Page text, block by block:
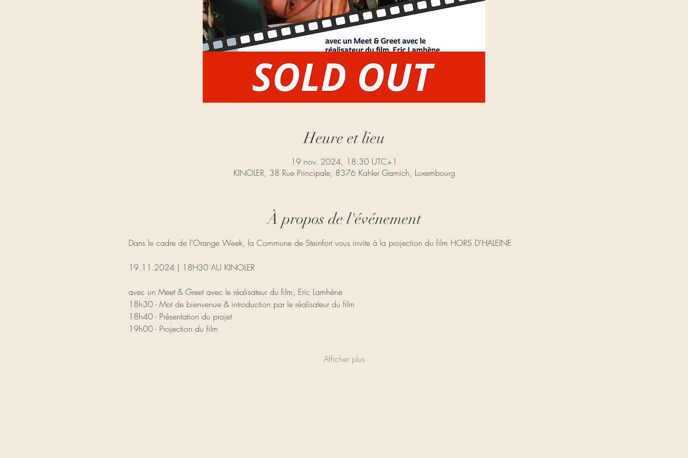
Heure et lieu
19 nov. 2024, 18:30 UTC+1
KINOLER, 38 Rue Principale, 8376 Kahler Garnich, Luxembourg
À propos de l'événement
Dans le cadre de l’Orange Week, la Commune de Steinfort vous invite à la projection du film HORS D’HALEINE
19.11.2024 | 18H30 AU KINOLER
avec un Meet & Greet avec le réalisateur du film, Eric Lamhène
18h30 - Mot de bienvenue & introduction par le réalisateur du film
18h40 - Présentation du projet
19h00 - Projection du film
Afficher plus